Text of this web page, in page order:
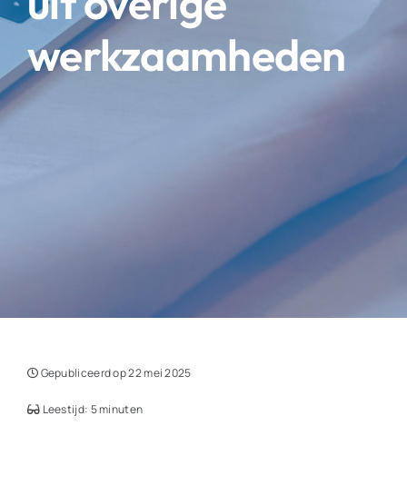
werkzaamheden
Gepubliceerd op 22 mei 2025
Leestijd: 5 minuten